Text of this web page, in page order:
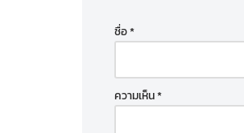
ชื่อ*
ความเห็น*